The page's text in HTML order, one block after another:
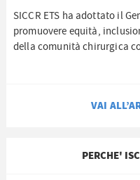
SICCR ETS ha adottato il
promuovere equità,
della comunità chirurgica
VAI
PERCHE'